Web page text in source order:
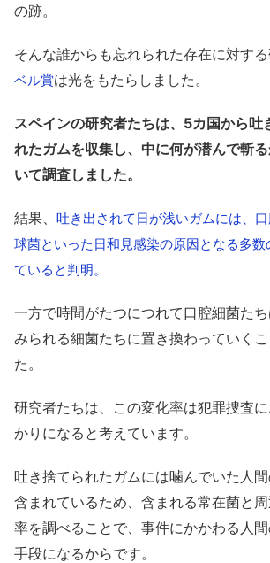
の跡。
そんな誰からも忘れられた存在に対する
ベル賞は光をもたらしました。
スペインの研究者たちは、5カ国から吐
れたガムを収集し、中に何が潜んで斬
いて調査しました。
結果、 吐き出されて日が浅いガムには、
球菌といった日和見感染の原因となる多
ていると判明。
一方で時間がたつにつれて口腔細菌た
みられる細菌たちに置き換わっていく
た。
研究者たちは、この変化率は犯罪捜査
かりになると考えています。
吐き捨てられたガムには噛んでいた人
含まれているため、含まれる常在菌と
率を調べることで、事件にかかわる人
手段になるからです。